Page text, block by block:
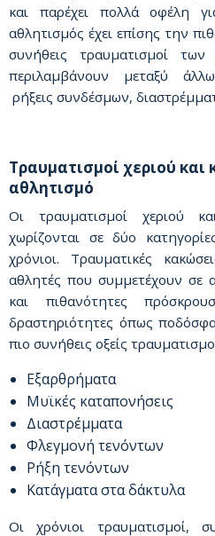
και παρέχει πολλά οφέλη
αθλητισμός έχει επίσης την
συνήθεις τραυματισμοί
περιλαμβάνουν μεταξύ
ρήξεις συνδέσμων,
Τραυματισμοί χεριού
αθλητισμό
Οι τραυματισμοί χεριού
χωρίζονται σε δύο
χρόνιοι. Τραυματικές
αθλητές που συμμετέχουν σε
και πιθανότητες
δραστηριότητες όπως
πιο συνήθεις οξείς
Εξαρθρήματα
Μυϊκές καταπονήσεις
Διαστρέμματα
Φλεγμονή τενόντων
Ρήξη τενόντων
Κατάγματα στα δάκτυλα
Οι χρόνιοι τραυματισμοί,